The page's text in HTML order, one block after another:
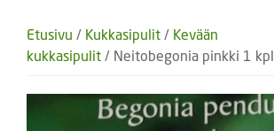
Etusivu / Kukkasipulit / Kevään
kukkasipulit / Neitobegonia pinkki 1 kpl